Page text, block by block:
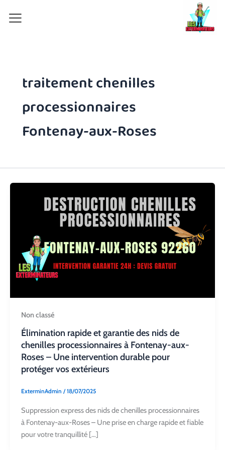
traitement chenilles
processionnaires
Fontenay-aux-Roses
Non classé
Élimination rapide et garantie des nids de
chenilles processionnaires à Fontenay-aux-
Roses – Une intervention durable pour
protéger vos extérieurs
ExterminAdmin /18/07/2025
Suppression express des nids de chenilles processionnaires
à Fontenay-aux-Roses – Une prise en charge rapide et fiable
pour votre tranquillité […]